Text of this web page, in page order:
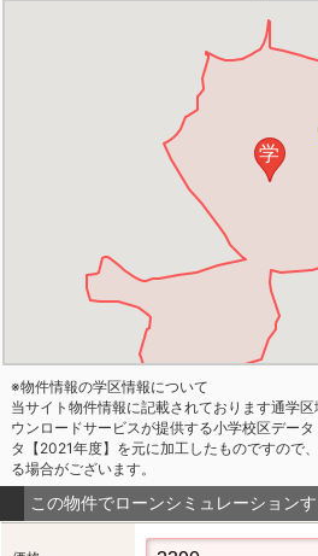
学
※物件情報の学区情報について
当サイト物件情報に記載されております通学
ウンロードサービスが提供する小学校区デー
タ【2021年度】を元に加工したものですので
る場合がございます。
この物件でローンシミュレーションす